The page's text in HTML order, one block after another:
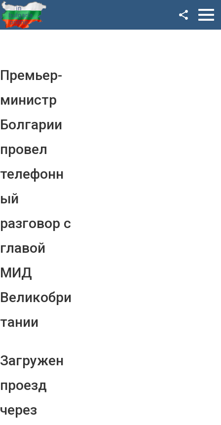
Премьер-
министр
Болгарии
провел
телефонн
ый
разговор с
главой
МИД
Великобри
тании
Загружен
проезд
через